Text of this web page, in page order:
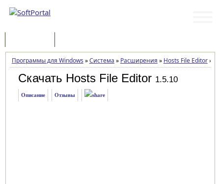
Программы для Windows »Система » Расширения » Hosts File Editor»
Скачать Hosts File Editor 1.5.10
Описание Отзывы